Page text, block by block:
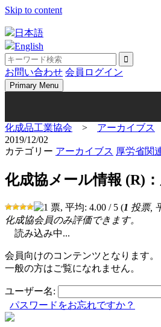
Skip to content
日本語
English
お問い合わせ 会員ログイン
Primary Menu
化成品工業協会 > アーカイブス
2019/12/02
カテゴリー アーカイブス 厚労省関
化成協メール情報 (R)
(1 投票,
化成協会員のみ評価できます。
読み込み中...
会員向けのコンテンツとなります。
一般の方はご覧になれません。
ユーザー名:
パスワードをお忘れですか？